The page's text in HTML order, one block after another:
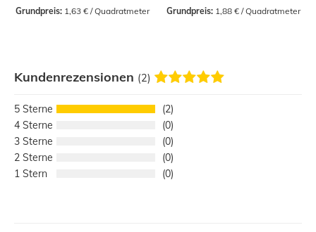
Grundpreis: 1,63 € / Quadratmeter Grundpreis: 1,88 € / Quadratmeter
Kundenrezensionen (2)
5
2
4
0
3
0
2
0
1
0